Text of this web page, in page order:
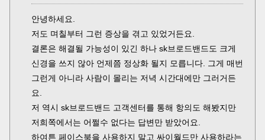
안녕하세요.
저도 며칠부터 그런 증상을 겪고 있었거든요.
결론은 해결될 가능성이 있긴 하나 sk브로드밴드도 크게
신경을 쓰지 않아 언제쯤 정상화 될지 모릅니다. 그게 매번
그런게 아니라 사람이 몰리는 저녁 시간대에만 그러거든
요.
저 역시 sk브로드밴드 고객센터를 통해 항의도 해봤지만
저희쪽에서는 어쩔수 없다는 답변만 받았어요.
하여튼 페이스북을 사용하지 말고 싸이월드만 사용하라는